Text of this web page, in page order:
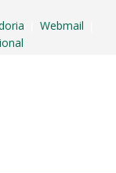
Webmail